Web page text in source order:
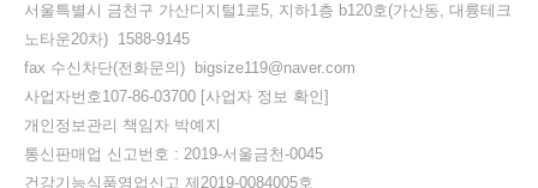
서울특별시 금천구 가산디지털1로5, 지하1층 b120호(가산동, 대륭테크
노타운20차) 1588-9145
fax 수신차단(전화문의) bigsize119@naver.com
사업자번호107-86-03700 [사업자 정보 확인]
개인정보관리 책임자 박예지
통신판매업 신고번호 : 2019-서울금천-0045
건강기능식품영업신고 제2019-0084005호